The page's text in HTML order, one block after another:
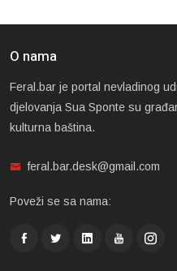
O nama
Feral.bar je portal nevladinog
djelovanja Sua Sponte su
kulturna baština.
feral.bar.desk@gmail.com
Poveži se sa nama: